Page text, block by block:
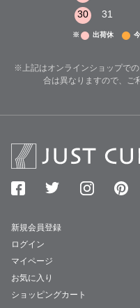
30
31
※ 出荷休
※上記はオンラインショップで
合は異なりますので、ご
新規会員登録
ログイン
マイページ
お気に入り
ショッピングカート